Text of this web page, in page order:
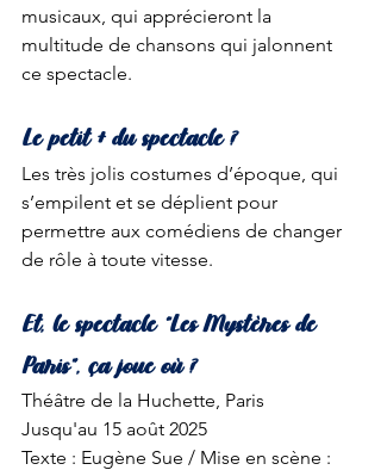
musicaux, qui apprécieront la
multitude de chansons qui jalonnent
ce spectacle.
Le petit + du spectacle ?
Les très jolis costumes d’époque, qui
s’empilent et se déplient pour
permettre aux comédiens de changer
de rôle à toute vitesse.
Et, le spectacle “Les Mystères de
Paris”, ça joue où ?
Théâtre de la Huchette, Paris
Jusqu'au 15 août 2025
Texte : Eugène Sue / Mise en scène :